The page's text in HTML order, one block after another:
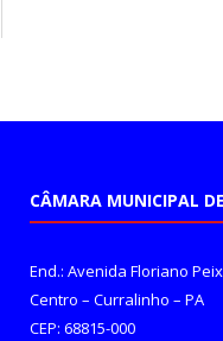
CÂMARA MUNICIPAL
End.: Avenida Floriano
Centro – Curralinho – PA
CEP: 68815-000